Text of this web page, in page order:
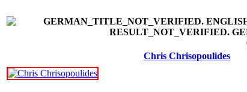
Chris Chrisopoulides